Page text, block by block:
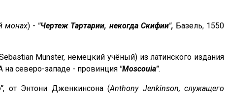
монах) - "Чертеж Тартарии, некогда Скифии", Базель, 1550
Munster, немецкий учёный) из латинского издания
на северо-западе - провинция "Moscouia".
, от Энтони Дженкинсона (Anthony Jenkinson, служащего